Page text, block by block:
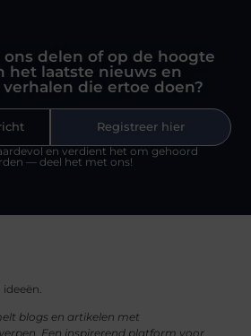
delen of op de hoogte
het laatste nieuws en
die ertoe doen?
Registreer hier
en verdient het om gehoord
— deel het met ons!
blogs en artikelen met
Een inspirerend platform voor